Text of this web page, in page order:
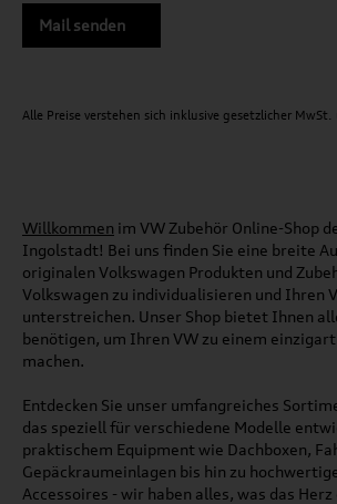
Mail senden
Alle Preise verstehen sich inklusive gesetzlicher MwSt.
Willkommen im VW Zubehör Online-Shop
Ingolstadt! Bei uns finden Sie eine breite
originalen Volkswagen Produkten und
Volkswagen zu individualisieren und Ihren
unterstreichen. Unser Shop bietet Ihnen
benötigen, um Ihren VW zu einem
machen.
Entdecken Sie unser umfangreiches
das speziell für verschiedene Modelle
praktischem Equipment wie Dachboxen,
Gepäckraumeinlagen bis hin zu
Accessoires - wir haben alles, was das Herz